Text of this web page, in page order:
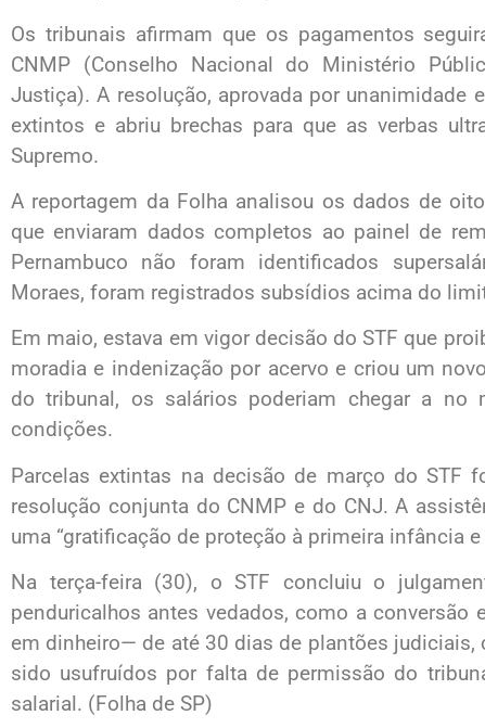
Os tribunais afirmam que os pagamentos
CNMP (Conselho Nacional do Ministério
Justiça). A resolução, aprovada por unanimidade
extintos e abriu brechas para que as verbas
Supremo.
A reportagem da Folha analisou os dados de
que enviaram dados completos ao painel de
Pernambuco não foram identificados
Moraes, foram registrados subsídios acima do
Em maio, estava em vigor decisão do STF que
moradia e indenização por acervo e criou um
do tribunal, os salários poderiam chegar a no
condições.
Parcelas extintas na decisão de março do STF
resolução conjunta do CNMP e do CNJ. A
uma “gratificação de proteção à primeira infância e
Na terça-feira (30), o STF concluiu o
penduricalhos antes vedados, como a
em dinheiro— de até 30 dias de plantões
sido usufruídos por falta de permissão do
salarial. (Folha de SP)